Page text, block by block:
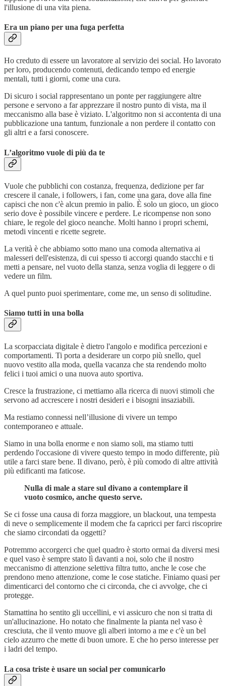
l'illusione di una vita piena.
Era un piano per una fuga perfetta
Ho creduto di essere un lavoratore al servizio dei social. Ho lavorato
per loro, producendo contenuti, dedicando tempo ed energie
mentali, tutti i giorni, come una cura.
Di sicuro i social rappresentano un ponte per raggiungere altre
persone e servono a far apprezzare il nostro punto di vista, ma il
meccanismo alla base è viziato. L'algoritmo non si accontenta di una
pubblicazione una tantum, funzionale a non perdere il contatto con
gli altri e a farsi conoscere.
L’algoritmo vuole di più da te
Vuole che pubblichi con costanza, frequenza, dedizione per far
crescere il canale, i followers, i fan, come una gara, dove alla fine
capisci che non c'è alcun premio in palio. È solo un gioco, un gioco
serio dove è possibile vincere e perdere. Le ricompense non sono
chiare, le regole del gioco neanche. Molti hanno i propri schemi,
metodi vincenti e ricette segrete.
La verità è che abbiamo sotto mano una comoda alternativa ai
malesseri dell'esistenza, di cui spesso ti accorgi quando stacchi e ti
metti a pensare, nel vuoto della stanza, senza voglia di leggere o di
vedere un film.
A quel punto puoi sperimentare, come me, un senso di solitudine.
Siamo tutti in una bolla
La scorpacciata digitale è dietro l'angolo e modifica percezioni e
comportamenti. Ti porta a desiderare un corpo più snello, quel
nuovo vestito alla moda, quella vacanza che sta rendendo molto
felici i tuoi amici o una nuova auto sportiva.
Cresce la frustrazione, ci mettiamo alla ricerca di nuovi stimoli che
servono ad accrescere i nostri desideri e i bisogni insaziabili.
Ma restiamo connessi nell’illusione di vivere un tempo
contemporaneo e attuale.
Siamo in una bolla enorme e non siamo soli, ma stiamo tutti
perdendo l'occasione di vivere questo tempo in modo differente, più
utile a farci stare bene. Il divano, però, è più comodo di altre attività
più edificanti ma faticose.
Nulla di male a stare sul divano a contemplare il
vuoto cosmico, anche questo serve.
Se ci fosse una causa di forza maggiore, un blackout, una tempesta
di neve o semplicemente il modem che fa capricci per farci riscoprire
che siamo circondati da oggetti?
Potremmo accorgerci che quel quadro è storto ormai da diversi mesi
e quel vaso è sempre stato lì davanti a noi, solo che il nostro
meccanismo di attenzione selettiva filtra tutto, anche le cose che
prendono meno attenzione, come le cose statiche. Finiamo quasi per
dimenticarci del contorno che ci circonda, che ci avvolge, che ci
protegge.
Stamattina ho sentito gli uccellini, e vi assicuro che non si tratta di
un'allucinazione. Ho notato che finalmente la pianta nel vaso è
cresciuta, che il vento muove gli alberi intorno a me e c'è un bel
cielo azzurro che mette di buon umore. E che ho perso interesse per
i ladri del tempo.
La cosa triste è usare un social per comunicarlo